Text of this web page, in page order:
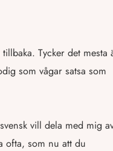
Tycker det mesta
som vågar satsa som
vill dela med mig
ofta, som nu att du